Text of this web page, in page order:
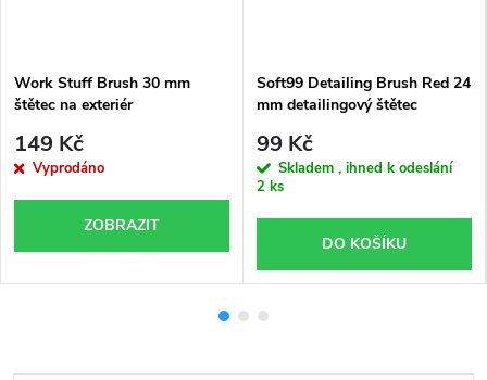
Work Stuff Brush 30 mm
štětec na exteriér
149 Kč
Vyprodáno
ZOBRAZIT
Soft99 Detailing Brush Red 24
mm detailingový štětec
99 Kč
Skladem , ihned k odeslání
2 ks
DO KOŠÍKU